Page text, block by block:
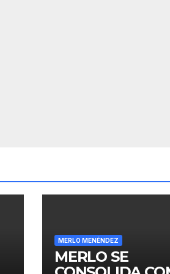
MERLO MENÉNDEZ
MERLO SE